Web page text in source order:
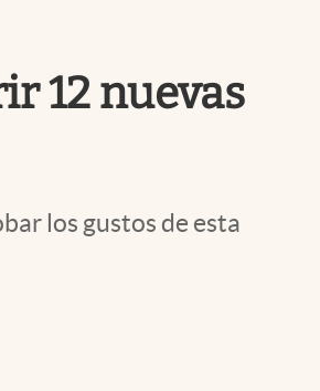
12 nuevas
los gustos de esta